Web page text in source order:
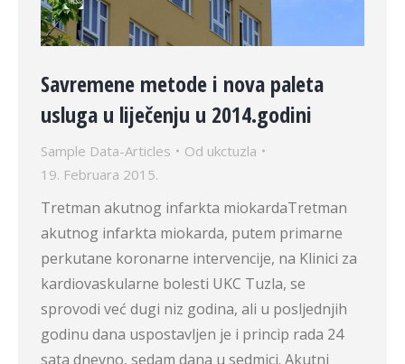
Savremene metode i nova paleta
usluga u liječenju u 2014.godini
Sample Data-Articles Od ukctuzla
19. Februara 2015.
Tretman akutnog infarkta miokardaTretman
akutnog infarkta miokarda, putem primarne
perkutane koronarne intervencije, na Klinici za
kardiovaskularne bolesti UKC Tuzla, se
sprovodi već dugi niz godina, ali u posljednjih
godinu dana uspostavljen je i princip rada 24
sata dnevno, sedam dana u sedmici. Akutni